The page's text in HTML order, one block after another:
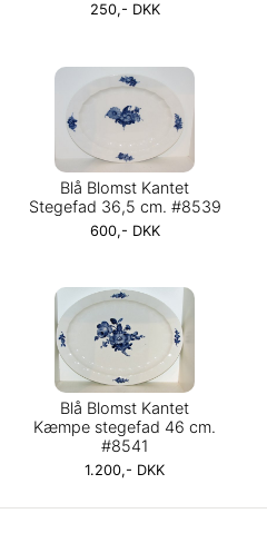
250,- DKK
Blå Blomst Kantet
Stegefad 36,5 cm. #8539
600,- DKK
Blå Blomst Kantet
Kæmpe stegefad 46 cm.
#8541
1.200,- DKK